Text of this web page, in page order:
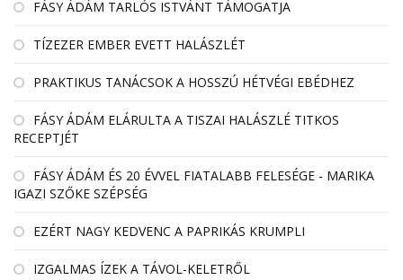
FÁSY ÁDÁM TARLÓS ISTVÁNT TÁMOGATJA
TÍZEZER EMBER EVETT HALÁSZLÉT
PRAKTIKUS TANÁCSOK A HOSSZÚ HÉTVÉGI EBÉDHEZ
FÁSY ÁDÁM ELÁRULTA A TISZAI HALÁSZLÉ TITKOS
RECEPTJÉT
FÁSY ÁDÁM ÉS 20 ÉVVEL FIATALABB FELESÉGE - MARIKA
IGAZI SZŐKE SZÉPSÉG
EZÉRT NAGY KEDVENC A PAPRIKÁS KRUMPLI
IZGALMAS ÍZEK A TÁVOL-KELETRŐL